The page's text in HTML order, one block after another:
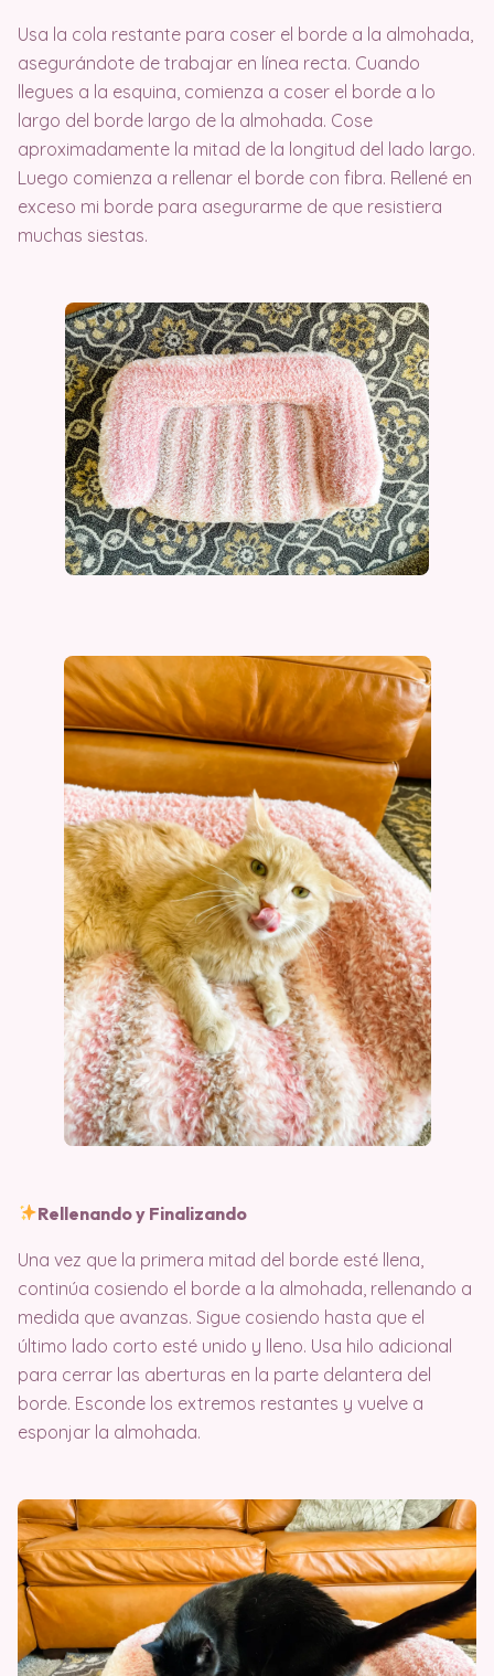
Usa la cola restante para coser el borde a la almohada,
asegurándote de trabajar en línea recta. Cuando
llegues a la esquina, comienza a coser el borde a lo
largo del borde largo de la almohada. Cose
aproximadamente la mitad de la longitud del lado largo.
Luego comienza a rellenar el borde con fibra. Rellené en
exceso mi borde para asegurarme de que resistiera
muchas siestas.
Rellenando y Finalizando
Una vez que la primera mitad del borde esté llena,
continúa cosiendo el borde a la almohada, rellenando a
medida que avanzas. Sigue cosiendo hasta que el
último lado corto esté unido y lleno. Usa hilo adicional
para cerrar las aberturas en la parte delantera del
borde. Esconde los extremos restantes y vuelve a
esponjar la almohada.